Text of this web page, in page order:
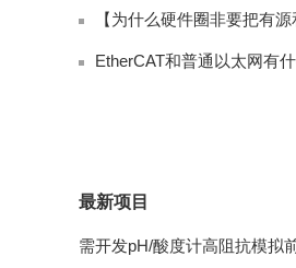
【为什么硬件圈非要把有
EtherCAT和普通以太网有
最新项目